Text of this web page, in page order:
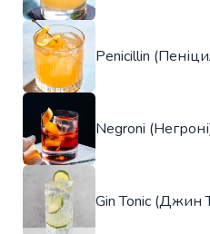
Penicillin
Negroni
Gin Tonic (Джин